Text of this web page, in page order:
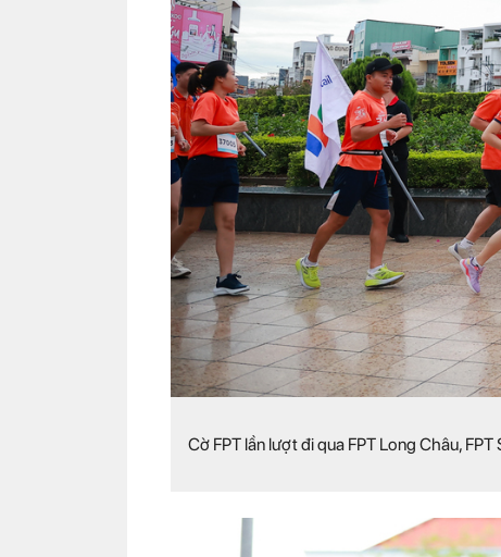
Cờ FPT lần lượt đi qua FPT Long Châu,